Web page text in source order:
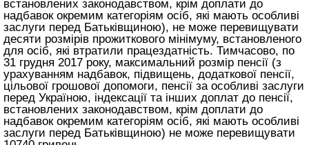
встановлених законодавством, крім доплати до
надбавок окремим категоріям осіб, які мають особливі
заслуги перед Батьківщиною), не може перевищувати
десяти розмірів прожиткового мінімуму, встановленого
для осіб, які втратили працездатність. Тимчасово, по
31 грудня 2017 року, максимальний розмір пенсії (з
урахуванням надбавок, підвищень, додаткової пенсії,
цільової грошової допомоги, пенсії за особливі заслуги
перед Україною, індексації та інших доплат до пенсії,
встановлених законодавством, крім доплати до
надбавок окремим категоріям осіб, які мають особливі
заслуги перед Батьківщиною) не може перевищувати